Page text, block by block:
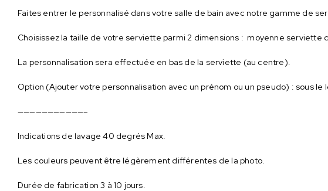
Faites entrer le personnalisé dans votre salle de bain avec notre gamme de
Choisissez la taille de votre serviette parmi 2 dimensions : moyenne
La personnalisation sera effectuée en bas de la serviette (au centre).
Option (Ajouter votre personnalisation avec un prénom ou un pseudo) : sous
———————————–
Indications de lavage 40 degrés Max.
Les couleurs peuvent être légèrement différentes de la photo.
Durée de fabrication 3 à 10 jours.